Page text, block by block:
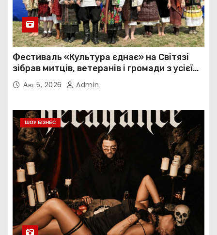
Фестиваль «Культура єднає» на Світязі
зібрав митців, ветеранів і громади з усієї
України
Авг 5, 2026 Admin
ШОУ БІЗНЕС